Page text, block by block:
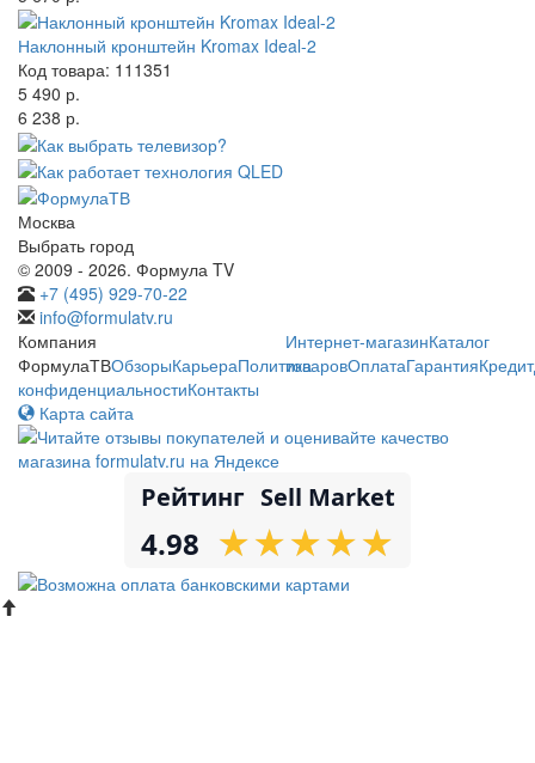
Наклонный кронштейн Kromax Ideal-2
Код товара: 111351
5 490 р.
6 238 р.
Москва
Выбрать город
© 2009 - 2026. Формула TV
+7 (495) 929-70-22
info@formulatv.ru
Компания
ФормулаТВОбзорыКарьераПолитика
конфиденциальностиКонтакты
Интернет-магазинКаталог
товаровОплатаГарантияКредит
Карта сайта
Рейтинг Sell Market
4.98 ★
★★
★★
★★
★★
★